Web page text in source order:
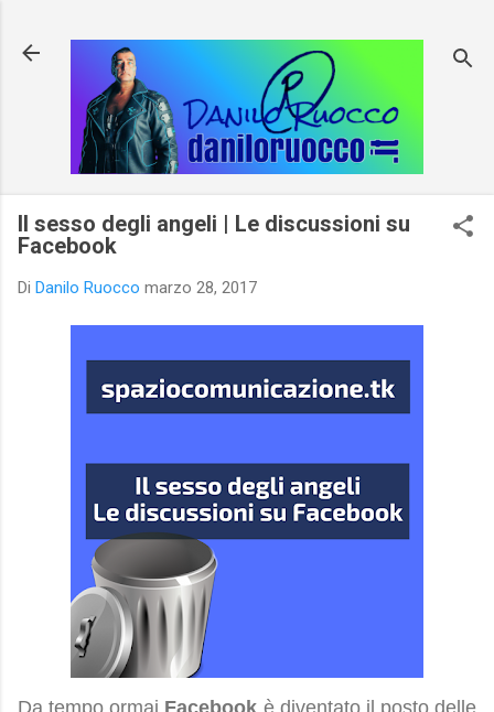
Il sesso degli angeli | Le discussioni su
Facebook
Di Danilo Ruocco marzo 28, 2017